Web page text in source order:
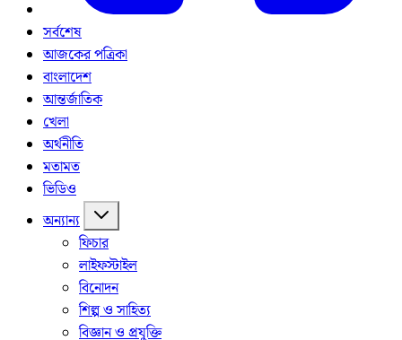
সর্বশেষ
আজকের পত্রিকা
বাংলাদেশ
আন্তর্জাতিক
খেলা
অর্থনীতি
মতামত
ভিডিও
অন্যান্য
ফিচার
লাইফস্টাইল
বিনোদন
শিল্প ও সাহিত্য
বিজ্ঞান ও প্রযুক্তি